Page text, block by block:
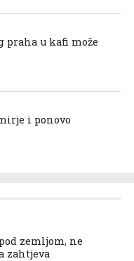
praha u kafi može
i ponovo
zemljom, ne
zahtjeva